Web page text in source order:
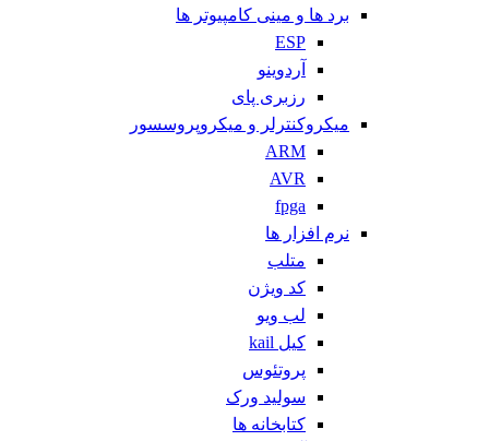
برد ها و مینی کامپیوتر ها
ESP
آردوینو
رزبری پای
میکروکنترلر و میکروپروسسور
ARM
AVR
fpga
نرم افزار ها
متلب
کد ویژن
لب ویو
کیل kail
پروتئوس
سولید ورک
کتابخانه ها